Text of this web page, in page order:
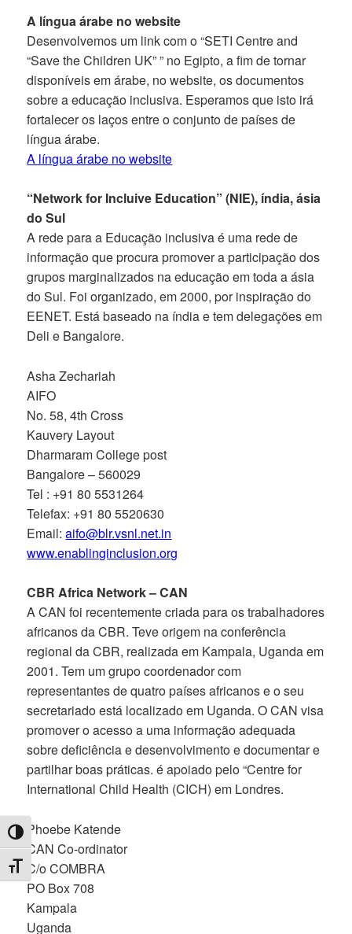
TOGGLE HIGH CONTRAST
TOGGLE FONT SIZE
A língua árabe no website
Desenvolvemos um link com o “SETI Centre and
“Save the Children UK” ” no Egipto, a fim de tornar
disponíveis em árabe, no website, os documentos
sobre a educação inclusiva. Esperamos que isto irá
fortalecer os laços entre o conjunto de países de
língua árabe.
A língua árabe no website
“Network for Incluive Education” (NIE), índia, ásia
do Sul
A rede para a Educação inclusiva é uma rede de
informação que procura promover a participação dos
grupos marginalizados na educação em toda a ásia
do Sul. Foi organizado, em 2000, por inspiração do
EENET. Está baseado na índia e tem delegações em
Deli e Bangalore.
Asha Zechariah
AIFO
No. 58, 4th Cross
Kauvery Layout
Dharmaram College post
Bangalore – 560029
Tel : +91 80 5531264
Telefax: +91 80 5520630
Email:aifo@blr.vsnl.net.in
www.enablinginclusion.org
CBR Africa Network – CAN
A CAN foi recentemente criada para os trabalhadores
africanos da CBR. Teve origem na conferência
regional da CBR, realizada em Kampala, Uganda em
2001. Tem um grupo coordenador com
representantes de quatro países africanos e o seu
secretariado está localizado em Uganda. O CAN visa
promover o acesso a uma informação adequada
sobre deficiência e desenvolvimento e documentar e
partilhar boas práticas. é apoiado pelo “Centre for
International Child Health (CICH) em Londres.
Phoebe Katende
CAN Co-ordinator
C/o COMBRA
PO Box 708
Kampala
Uganda